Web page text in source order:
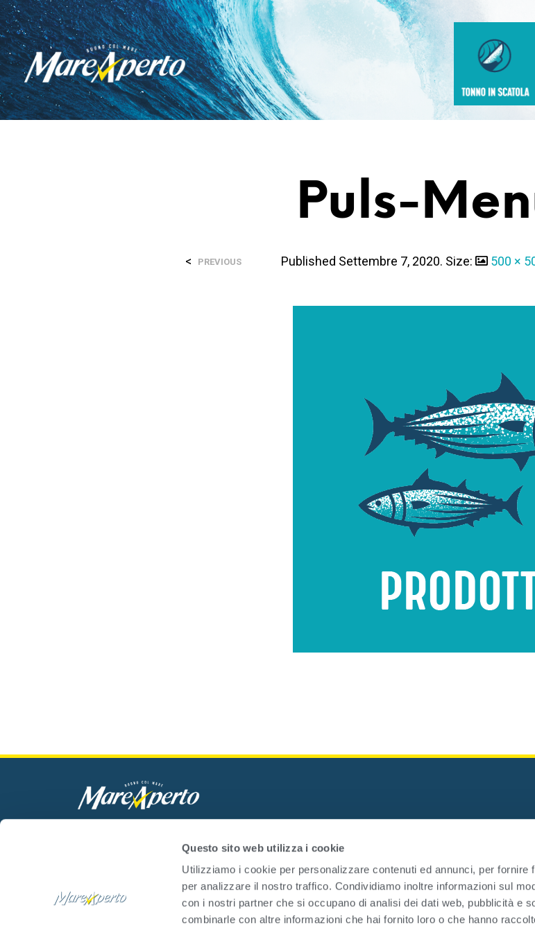
Questo sito web utilizza i cookie
Utilizziamo i cookie per personalizzare contenuti ed annunci, per fornire
per analizzare il nostro traffico. Condividiamo inoltre informazioni sul
con i nostri partner che si occupano di analisi dei dati web, pubblicità e
combinarle con altre informazioni che hai fornito loro o che hanno
Puls-
Published Settembre 7, 2020. Size: 500 ×
< PREVIOUS